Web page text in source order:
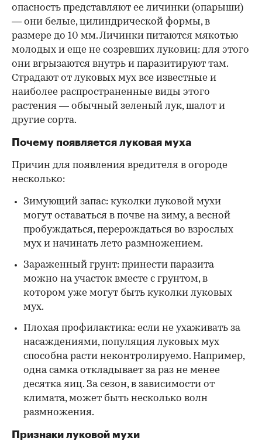
опасность представляют ее личинки (опарыши)
— они белые, цилиндрической формы, в
размере до 10 мм. Личинки питаются мякотью
молодых и еще не созревших луковиц: для этого
они вгрызаются внутрь и паразитируют там.
Страдают от луковых мух все известные и
наиболее распространенные виды этого
растения — обычный зеленый лук, шалот и
другие сорта.
Почему появляется луковая муха
Причин для появления вредителя в огороде
несколько:
Зимующий запас: куколки луковой мухи
могут оставаться в почве на зиму, а весной
пробуждаться, перерождаться во взрослых
мух и начинать лето размножением.
Зараженный грунт: принести паразита
можно на участок вместе с грунтом, в
котором уже могут быть куколки луковых
мух.
Плохая профилактика: если не ухаживать за
насаждениями, популяция луковых мух
способна расти неконтролируемо. Например,
одна самка откладывает за раз не менее
десятка яиц. За сезон, в зависимости от
климата, может быть несколько волн
размножения.
Признаки луковой мухи